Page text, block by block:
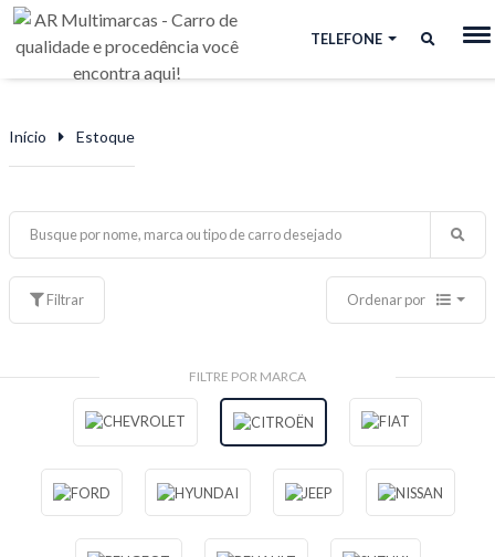
TELEFONE
Início Estoque
Filtrar Ordenar por
FILTRE POR MARCA